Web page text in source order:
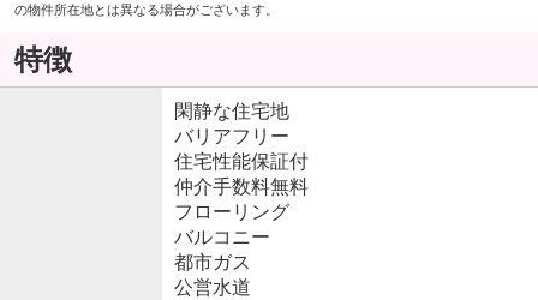
の物件所在地とは異なる場合がございます。
特徴
閑静な住宅地
バリアフリー
住宅性能保証付
仲介手数料無料
フローリング
バルコニー
都市ガス
公営水道